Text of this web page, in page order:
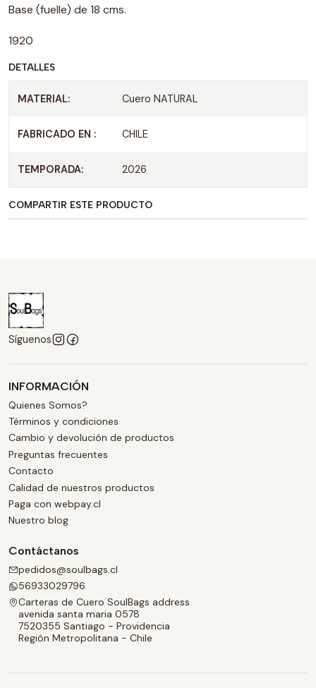
Base (fuelle) de 18 cms.
1920
DETALLES
MATERIAL: Cuero NATURAL
FABRICADO EN : CHILE
TEMPORADA: 2026
COMPARTIR ESTE PRODUCTO
Síguenos
INFORMACIÓN
Quienes Somos?
Términos y condiciones
Cambio y devolución de productos
Preguntas frecuentes
Contacto
Calidad de nuestros productos
Paga con webpay.cl
Nuestro blog
Contáctanos
pedidos@soulbags.cl
56933029796
Carteras de Cuero SoulBags address
avenida santa maria 0578
7520355 Santiago - Providencia
Región Metropolitana - Chile